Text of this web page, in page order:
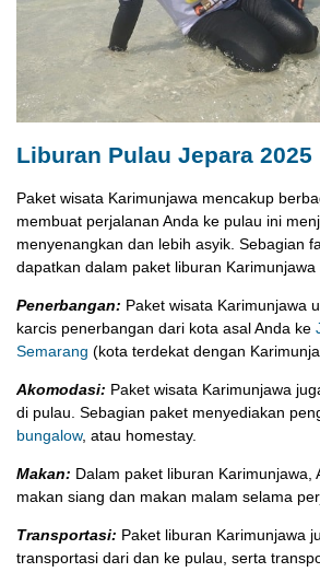
Liburan Pulau Jepara 2025
Paket wisata Karimunjawa mencakup
membuat perjalanan Anda ke pulau ini
menyenangkan dan lebih asyik. Sebagian
dapatkan dalam paket liburan Karimunjawa
Penerbangan: Paket wisata Karimunjawa
karcis penerbangan dari kota asal Anda ke
Semarang (kota terdekat dengan
Akomodasi: Paket wisata Karimunjawa
di pulau. Sebagian paket menyediakan
bungalow, atau homestay.
Makan: Dalam paket liburan Karimunjawa,
makan siang dan makan malam selama
Transportasi: Paket liburan Karimunjawa
transportasi dari dan ke pulau, serta